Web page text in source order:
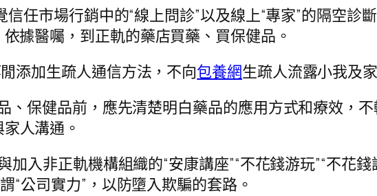
信任市場行銷中的“線上問診”以及線上“專家”的隔空診
據醫囑，到正軌的藥店買藥、買保健品。
添加生疏人通信方法，不向包養網生疏人流露小我及
、保健品前，應先清楚明白藥品的應用方式和療效，
人溝通。
加入非正軌機構組織的“安康講座”“不花錢游玩”“不花錢
“公司實力”，以防墮入欺騙的套路。